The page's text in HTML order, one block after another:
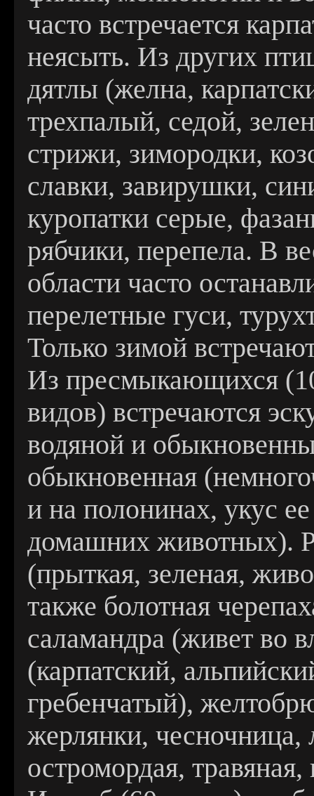
часто встречается
неясыть. Из других
дятлы (желна,
трехпалый, седой,
стрижи, зимородки,
славки, завирушки,
куропатки серые,
рябчики, перепела. В
области часто
перелетные гуси,
Только зимой
Из пресмыкающихся
видов) встречаются
водяной и
обыкновенная
и на полонинах, укус
домашних животных).
(прыткая, зеленая,
также болотная
саламандра (живет во
(карпатский,
гребенчатый),
жерлянки,
остромордая,